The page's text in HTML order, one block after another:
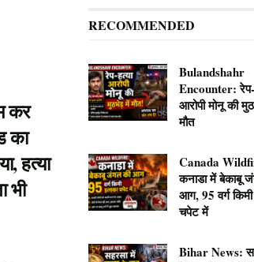
कर
का
हत्या
भी
RECOMMENDED
Bulandshahr
Encounter: रेप-
आरोपी मोनू की
मौत
Canada
कनाडा में बेकाबू
आग, 95 वर्ग
चपेट में
Bihar News: